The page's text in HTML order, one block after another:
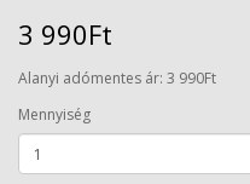
3 990Ft
Alanyi adómentes ár: 3 990Ft
Mennyiség